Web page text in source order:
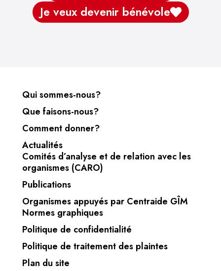
Je veux devenir bénévole
Qui sommes-nous?
Que faisons-nous?
Comment donner?
Actualités
Comités d’analyse et de relation avec les
organismes (CARO)
Publications
Organismes appuyés par Centraide GÎM
Normes graphiques
Politique de confidentialité
Politique de traitement des plaintes
Plan du site